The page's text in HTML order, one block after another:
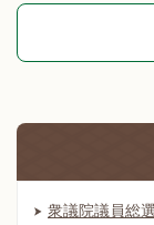
衆議院議員総